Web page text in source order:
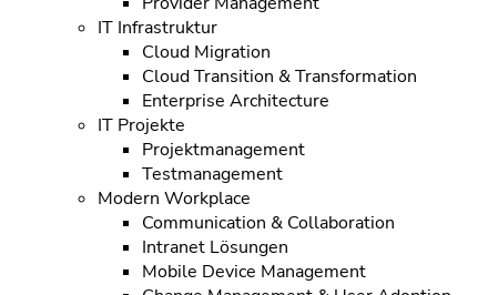
IT Infrastruktur
Cloud Migration
Cloud Transition & Transformation
Enterprise Architecture
IT Projekte
Projektmanagement
Testmanagement
Modern Workplace
Communication & Collaboration
Intranet Lösungen
Mobile Device Management